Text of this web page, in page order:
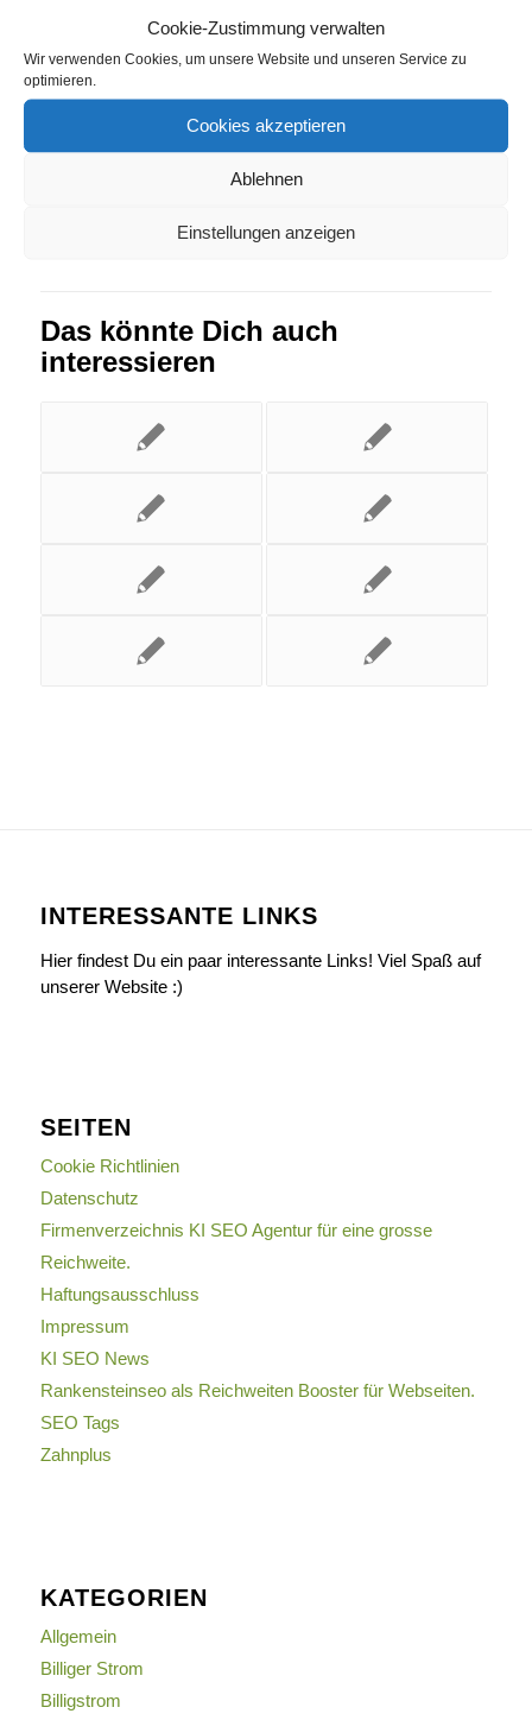
Cookie-Zustimmung verwalten
Wir verwenden Cookies, um unsere Website und unseren Service zu
optimieren.
Cookies akzeptieren
Ablehnen
Einstellungen anzeigen
Strompreisvergleich Wembach
Eintrag teilen
Das könnte Dich auch
interessieren
INTERESSANTE LINKS
Hier findest Du ein paar interessante Links! Viel Spaß auf
unserer Website :)
SEITEN
Cookie Richtlinien
Datenschutz
Firmenverzeichnis KI SEO Agentur für eine grosse
Reichweite.
Haftungsausschluss
Impressum
KI SEO News
Rankensteinseo als Reichweiten Booster für Webseiten.
SEO Tags
Zahnplus
KATEGORIEN
Allgemein
Billiger Strom
Billigstrom